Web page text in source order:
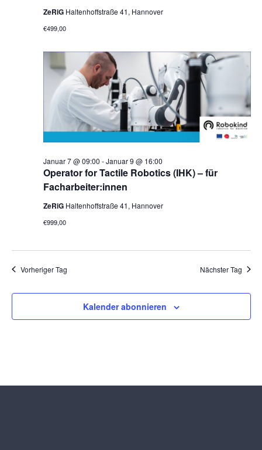
ZeRiG Haltenhoffstraße 41, Hannover
€499,00
Operator for Tactile Robotics (IHK) – für
Facharbeiter:innen
Januar 7 @ 09:00 -Januar 9 @ 16:00
ZeRiG Haltenhoffstraße 41, Hannover
€999,00
Vorheriger Tag Nächster Tag
Kalender abonnieren